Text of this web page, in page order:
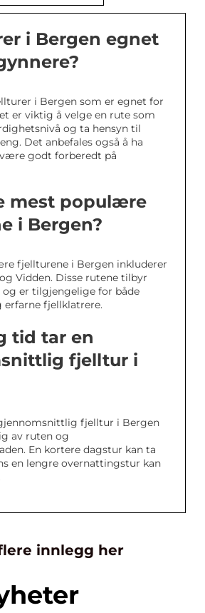
i Bergen egnet
i Bergen som er egnet for
er viktig å velge en rute som
og ta hensyn til
Det anbefales også å ha
godt forberedt på
mest populære
i Bergen?
fjellturene i Bergen inkluderer
Vidden. Disse rutene tilbyr
er tilgjengelige for både
erfarne fjellklatrere.
tid tar en
fjelltur i
fjelltur i Bergen
av ruten og
En kortere dagstur kan ta
en lengre overnattingstur kan
innlegg her